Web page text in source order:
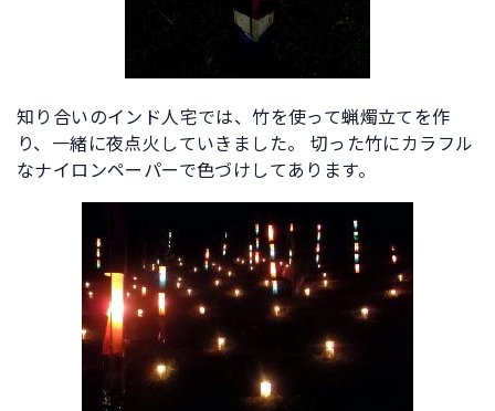
知り合いのインド人宅では、竹を使って蝋燭立てを作
り、一緒に夜点火していきました。 切った竹にカラフル
なナイロンペーパーで色づけしてあります。